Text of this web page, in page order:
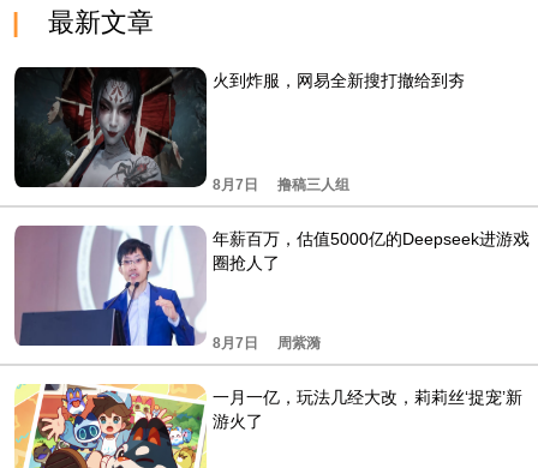
最新文章
火到炸服，网易全新搜打撤给到夯
8月7日 撸稿三人组
年薪百万，估值5000亿的Deepseek进游戏
圈抢人了
8月7日 周紫漪
一月一亿，玩法几经大改，莉莉丝‘捉宠’新
游火了